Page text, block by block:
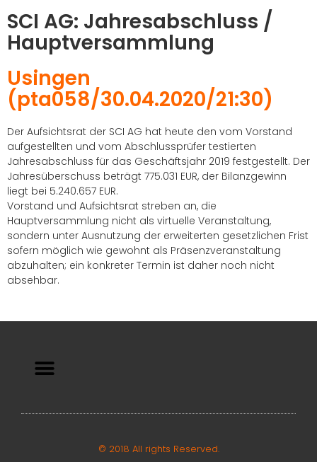
SCI AG: Jahresabschluss /
Hauptversammlung
Usingen
(pta058/30.04.2020/21:30)
Der Aufsichtsrat der SCI AG hat heute den vom Vorstand
aufgestellten und vom Abschlussprüfer testierten
Jahresabschluss für das Geschäftsjahr 2019 festgestellt. Der
Jahresüberschuss beträgt 775.031 EUR, der Bilanzgewinn
liegt bei 5.240.657 EUR.
Vorstand und Aufsichtsrat streben an, die
Hauptversammlung nicht als virtuelle Veranstaltung,
sondern unter Ausnutzung der erweiterten gesetzlichen Frist
sofern möglich wie gewohnt als Präsenzveranstaltung
abzuhalten; ein konkreter Termin ist daher noch nicht
absehbar.
© 2018 All rights Reserved.